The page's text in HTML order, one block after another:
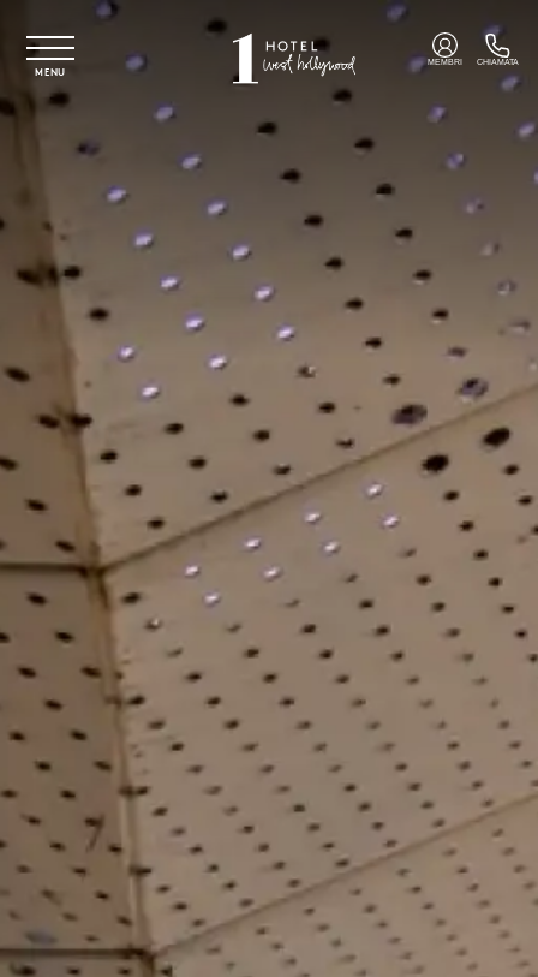
Vai al contenuto principale
MENU
MEMBRI CHIAMATA